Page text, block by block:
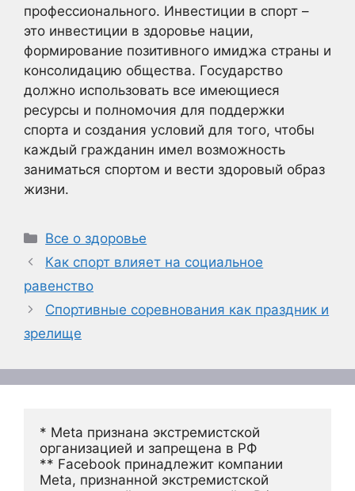
профессионального. Инвестиции в спорт –
это инвестиции в здоровье нации,
формирование позитивного имиджа страны и
консолидацию общества. Государство
должно использовать все имеющиеся
ресурсы и полномочия для поддержки
спорта и создания условий для того, чтобы
каждый гражданин имел возможность
заниматься спортом и вести здоровый образ
жизни.
Рубрики
Все о здоровье
Как спорт влияет на социальное
равенство
Спортивные соревнования как праздник и
зрелище
* Meta признана экстремистской
организацией и запрещена в РФ
** Facebook принадлежит компании
Meta, признанной экстремистской